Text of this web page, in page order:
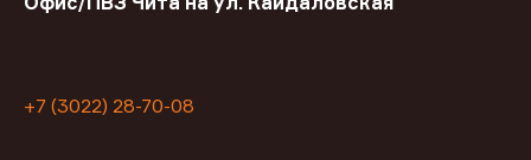
+7 (3022) 28-70-08